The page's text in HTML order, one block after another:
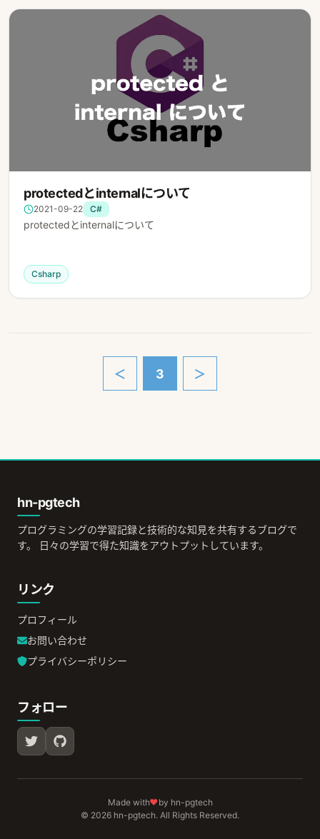
protectedとinternalについて
2021-09-22 C#
protectedとinternalについて
Csharp
＜ 3 ＞
hn-pgtech
プログラミングの学習記録と技術的な知見を共有するブログで
す。 日々の学習で得た知識をアウトプットしています。
リンク
プロフィール
お問い合わせ
プライバシーポリシー
フォロー
Made with♥by hn-pgtech
© 2026 hn-pgtech. All Rights Reserved.